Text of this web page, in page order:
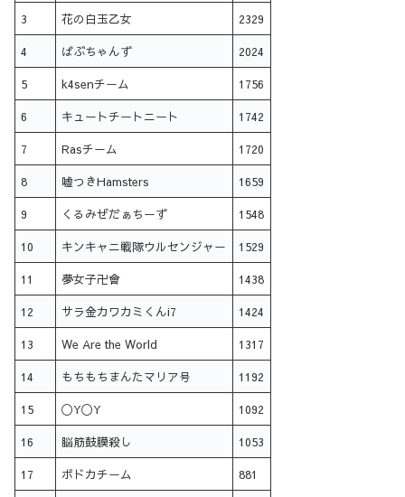
3 花の白玉乙女 2329
4 ばぶちゃんず 2024
5 k4senチーム 1756
6 キュートチートニート 1742
7 Rasチーム 1720
8 嘘つきHamsters 1659
9 くるみぜだぁちーず 1548
10 キンキャニ戦隊ウルセンジャー 1529
11 夢女子卍會 1438
12 サラ金カワカミくんi7 1424
13 We Are the World 1317
14 もちもちまんたマリア号 1192
15 〇Y〇Y 1092
16 脳筋鼓膜殺し 1053
17 ボドカチーム 881